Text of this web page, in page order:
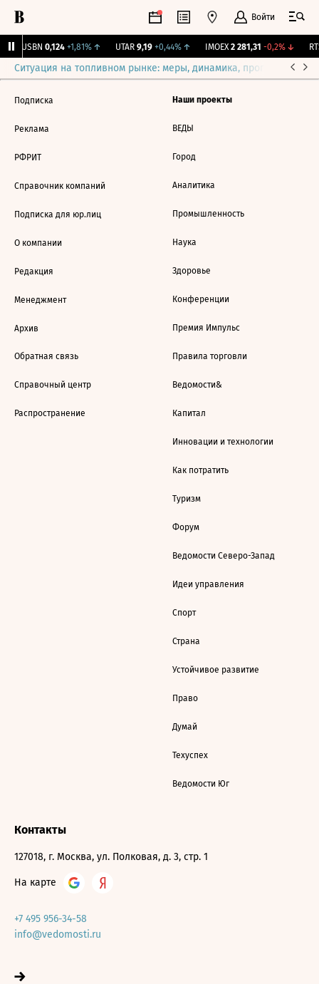
Войти
USBN 0,124 +1,81%↑ UTAR 9,19 +0,44%↑ IMOEX 2 281,31 -0,2%↓
Ситуация на топливном рынке: меры, динамика, прогнозы
Подписка
Реклама
РФРИТ
Справочник компаний
Подписка для юр.лиц
О компании
Редакция
Менеджмент
Архив
Обратная связь
Справочный центр
Распространение
Наши проекты
ВЕДЫ
Город
Аналитика
Промышленность
Наука
Здоровье
Конференции
Премия Импульс
Правила торговли
Ведомости&
Капитал
Инновации и технологии
Как потратить
Туризм
Форум
Ведомости Северо-Запад
Идеи управления
Спорт
Страна
Устойчивое развитие
Право
Думай
Техуспех
Ведомости Юг
Контакты
127018, г. Москва, ул. Полковая, д. 3, стр. 1
На карте
+7 495 956-34-58
info@vedomosti.ru